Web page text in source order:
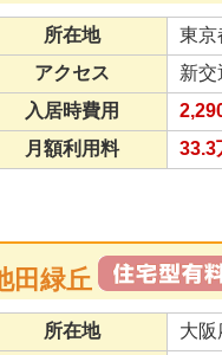
所在地
東京
アクセス
新
入居時費用
月額利用料
33.3
田緑丘
所在地 大